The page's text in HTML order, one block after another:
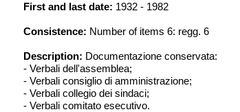
First and last date: 1932 - 1982
Consistence: Number of items 6: regg. 6
Description: Documentazione conservata:
- Verbali dell'assemblea;
- Verbali consiglio di amministrazione;
- Verbali collegio dei sindaci;
- Verbali comitato esecutivo.